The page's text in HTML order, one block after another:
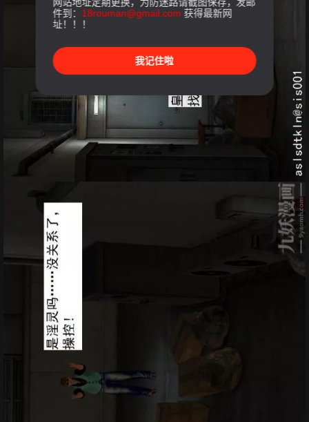
件到： 18rouman@gmail.com 获得最新网
址！！！
我记住啦